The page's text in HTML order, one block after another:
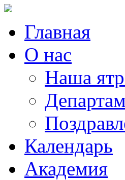
Главная
О нас
Наша
Календарь
Академия